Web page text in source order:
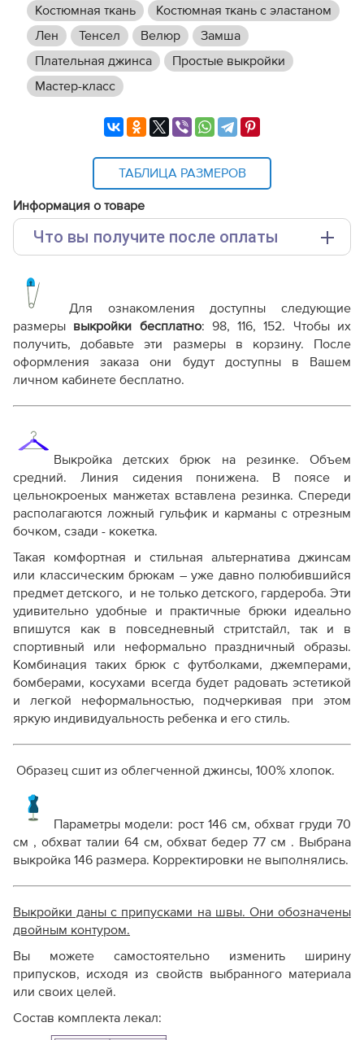
Костюмная ткань
Костюмная ткань с эластаном
Лен
Тенсел Велюр
Замша
Плательная джинса
Простые выкройки
Мастер-класс
ТАБЛИЦА РАЗМЕРОВ
Информация о товаре
Что вы получите после оплаты
Выкройка PDF для печати на принтере A4 или
плоттере A0 с шириной печати 810мм в зависимости
от выбора формата
Инструкция-брюки-Роб420.pdf
Дополнительные файлы:
Терминология машинных работ
Дополнение к технологии пошива
Как распечатывать выкройки
Как скорректировать готовую выкройку по росту
Для ознакомления доступны следующие
размеры
выкройки бесплатно: 98, 116, 152. Чтобы их
получить, добавьте эти размеры в корзину. После
оформления заказа они будут доступны в Вашем
личном кабинете бесплатно.
Выкройка детских брюк на резинке. Объем
средний. Линия сидения понижена. В поясе и
цельнокроеных манжетах вставлена резинка. Спереди
располагаются ложный гульфик и карманы с отрезным
бочком, сзади - кокетка.
Такая комфортная и стильная альтернатива джинсам
или классическим брюкам – уже давно полюбившийся
предмет детского, и не только детского, гардероба. Эти
удивительно удобные и практичные брюки идеально
впишутся как в повседневный стритстайл, так и в
спортивный или неформально праздничный образы.
Комбинация таких брюк с футболками, джемперами,
бомберами, косухами всегда будет радовать эстетикой
и легкой неформальностью, подчеркивая при этом
яркую индивидуальность ребенка и его стиль.
Образец сшит из облегченной джинсы, 100% хлопок.
Параметры модели: рост 146 см, обхват груди 70
см , обхват талии 64 см, обхват бедер 77 см . Выбрана
выкройка 146 размера. Корректировки не выполнялись.
Выкройки даны с припусками на швы. Они обозначены
двойным контуром.
Вы можете самостоятельно изменить ширину
припусков, исходя из свойств выбранного материала
или своих целей.
Состав комплекта лекал: